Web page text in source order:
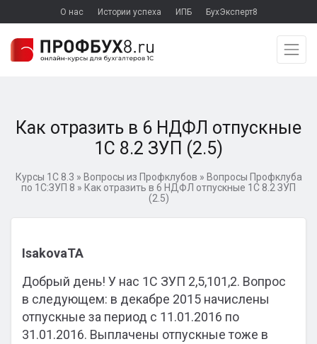
О нас Истории успеха ИПБ БухЭксперт8
Как отразить в 6 НДФЛ отпускные
1С 8.2 ЗУП (2.5)
Курсы 1С 8.3 » Вопросы из Профклубов » Вопросы Профклуба
по 1С:ЗУП 8 » Как отразить в 6 НДФЛ отпускные 1С 8.2 ЗУП
(2.5)
IsakovaTA
Добрый день! У нас 1С ЗУП 2,5,101,2. Вопрос
в следующем: в декабре 2015 начислены
отпускные за период с 11.01.2016 по
31.01.2016. Выплачены отпускные тоже в